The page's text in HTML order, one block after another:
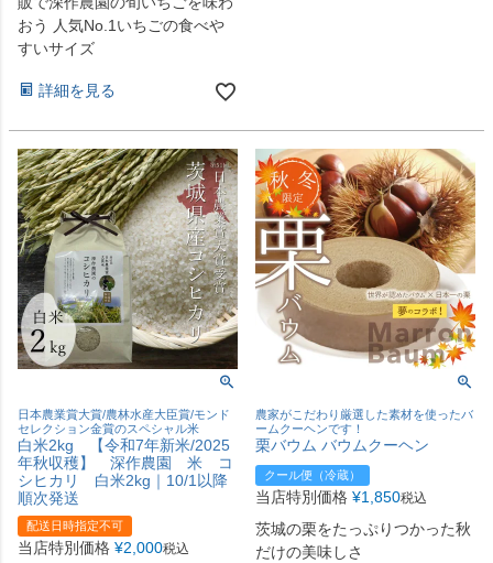
おう 人気No.1いちごの食べや
すいサイズ
詳細を見る
日本農業賞大賞/農林水産大臣賞/モンド
セレクション金賞のスペシャル米
白米2kg 【令和7年新米/2025
年秋収穫】 深作農園 米 コ
シヒカリ 白米2kg｜10/1以降
順次発送
配送日時指定不可
当店特別価格 ¥2,000税込
農家がこだわり厳選した素材を使ったバ
ームクーヘンです！
栗バウム バウムクーヘン
クール便（冷蔵）
当店特別価格 ¥1,850税込
茨城の栗をたっぷりつかった秋
だけの美味しさ